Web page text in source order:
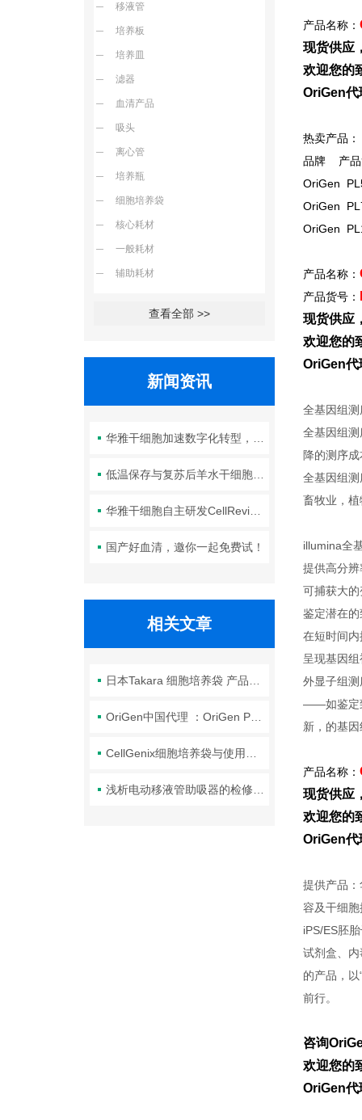
移液管
培养板
培养皿
滤器
血清产品
吸头
离心管
培养瓶
细胞培养袋
核心耗材
一般耗材
辅助耗材
查看全部 >>
新闻资讯
国产好血清，邀你一起免费试！
相关文章
产品名称：
现货供应
欢迎您
OriGen代
热卖产品：
品牌 产
OriGen
OriGen
OriGen
产品名称：
产品货号：
现货供应
欢迎您
OriGen代
全基因组
全基因组
降的测序
全基因组
畜牧业，
illumina全
提供高分
可捕获大
鉴定潜在
在短时间
呈现基因
外显子组
——如鉴定
新，的基
产品名称：
现货供应
欢迎您
OriGen代
提供产品
容及干细
iPS/ES胚
试剂盒、
的产品，
前行。
咨询
欢迎您
OriGen代